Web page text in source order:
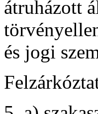
átruházott
és jogi